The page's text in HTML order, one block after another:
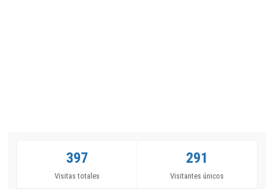
397
Visitas totales
291
Visitantes únicos